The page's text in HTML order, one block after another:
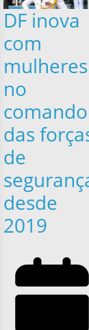
DF inova
com
mulheres
no
comando
das
de
desde
2019